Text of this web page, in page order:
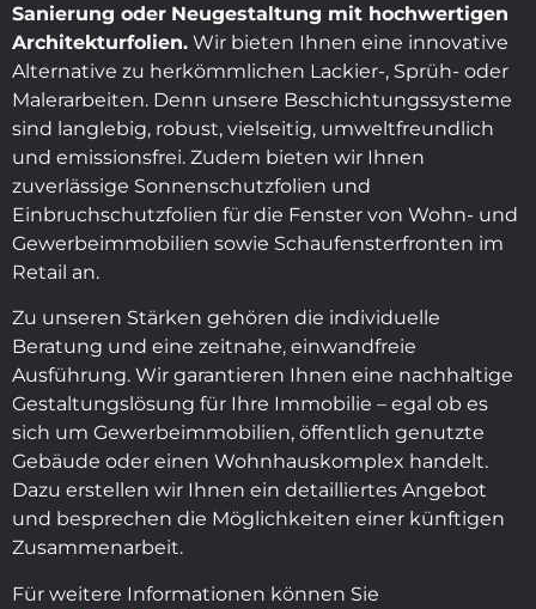
Sanierung oder Neugestaltung mit hochwertigen
Architekturfolien. Wir bieten Ihnen eine innovative
Alternative zu herkömmlichen Lackier-, Sprüh- oder
Malerarbeiten. Denn unsere Beschichtungssysteme
sind langlebig, robust, vielseitig, umweltfreundlich
und emissionsfrei. Zudem bieten wir Ihnen
zuverlässige Sonnenschutzfolien und
Einbruchschutzfolien für die Fenster von Wohn- und
Gewerbeimmobilien sowie Schaufensterfronten im
Retail an.
Zu unseren Stärken gehören die individuelle
Beratung und eine zeitnahe, einwandfreie
Ausführung. Wir garantieren Ihnen eine nachhaltige
Gestaltungslösung für Ihre Immobilie – egal ob es
sich um Gewerbeimmobilien, öffentlich genutzte
Gebäude oder einen Wohnhauskomplex handelt.
Dazu erstellen wir Ihnen ein detailliertes Angebot
und besprechen die Möglichkeiten einer künftigen
Zusammenarbeit.
Für weitere Informationen können Sie